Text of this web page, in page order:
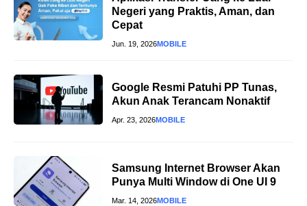
Negeri yang Praktis, Aman, dan
Cepat
Jun. 19, 2026MOBILE
Google Resmi Patuhi PP Tunas,
Akun Anak Terancam Nonaktif
Apr. 23, 2026MOBILE
Samsung Internet Browser Akan
Punya Multi Window di One UI 9
Mar. 14, 2026MOBILE